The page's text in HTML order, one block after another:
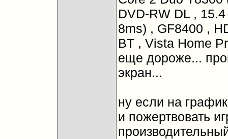
DVD-RW DL ,
8ms) , GF8400 ,
BT , Vista Home
еще дороже...
экран...
ну если на
и пожертвовать